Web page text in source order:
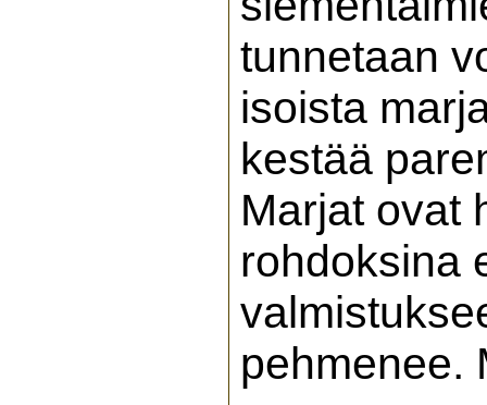
tunnetaan
isoista
kestää
Marjat ovat
rohdoksina
pehmenee.